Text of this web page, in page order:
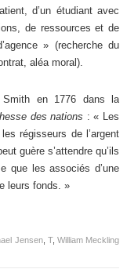
d’un étudiant avec
de ressources et de
» (recherche du
aléa moral).
en 1776 dans la
des nations : « Les
régisseurs de l’argent
guère s’attendre qu’ils
que les associés d’une
leurs fonds. »
Jensen, T, William Meckling